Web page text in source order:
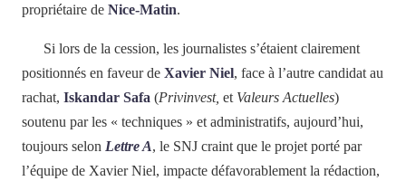
propriétaire de Nice-Matin.
Si lors de la cession, les journalistes s’étaient clairement
positionnés en faveur de Xavier Niel, face à l’autre candidat au
rachat, Iskandar Safa (Privinvest, et Valeurs Actuelles)
soutenu par les « techniques » et administratifs, aujourd’hui,
toujours selon Lettre A, le SNJ craint que le projet porté par
l’équipe de Xavier Niel, impacte défavorablement la rédaction,